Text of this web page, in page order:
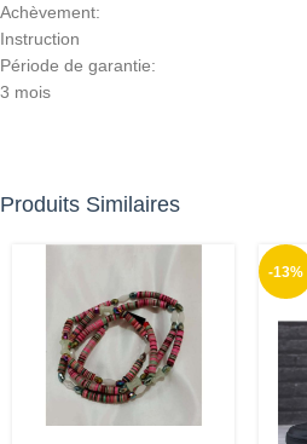
Achèvement:
Instruction
Période de garantie:
3 mois
Produits Similaires
-13%